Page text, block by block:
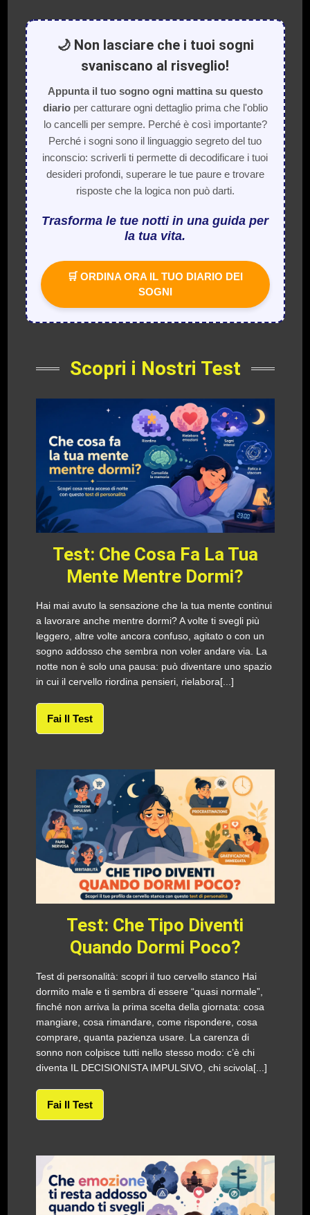
🌙 Non lasciare che i tuoi sogni
svaniscano al risveglio!
Appunta il tuo sogno ogni mattina su questo
diarioper catturare ogni dettaglio prima che l'oblio
lo cancelli per sempre. Perché è così importante?
Perché i sogni sono il linguaggio segreto del tuo
inconscio: scriverli ti permette di decodificare i tuoi
desideri profondi, superare le tue paure e trovare
risposte che la logica non può darti.
Trasforma le tue notti in una guida per
la tua vita.
🛒 ORDINA ORA IL TUO DIARIO DEI
SOGNI
Scopri i Nostri Test
Test: Che Cosa Fa La Tua
Mente Mentre Dormi?
Hai mai avuto la sensazione che la tua mente continui
a lavorare anche mentre dormi? A volte ti svegli più
leggero, altre volte ancora confuso, agitato o con un
sogno addosso che sembra non voler andare via. La
notte non è solo una pausa: può diventare uno spazio
in cui il cervello riordina pensieri, rielabora[...]
Fai Il Test
Test: Che Tipo Diventi
Quando Dormi Poco?
Test di personalità: scopri il tuo cervello stanco Hai
dormito male e ti sembra di essere “quasi normale”,
finché non arriva la prima scelta della giornata: cosa
mangiare, cosa rimandare, come rispondere, cosa
comprare, quanta pazienza usare. La carenza di
sonno non colpisce tutti nello stesso modo: c’è chi
diventa IL DECISIONISTA IMPULSIVO, chi scivola[...]
Fai Il Test